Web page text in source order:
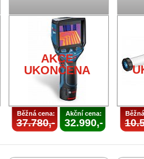
AKCE
UKONČENA
Běžná cena:
37.780,-
Akční cena:
32.990,-